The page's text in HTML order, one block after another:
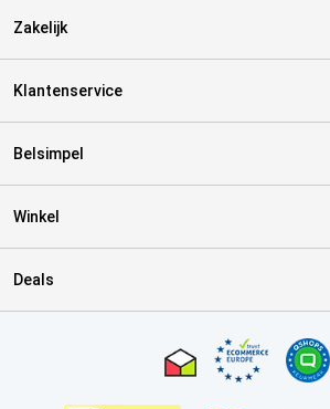
Zakelijk
Klantenservice
Belsimpel
Winkel
Deals